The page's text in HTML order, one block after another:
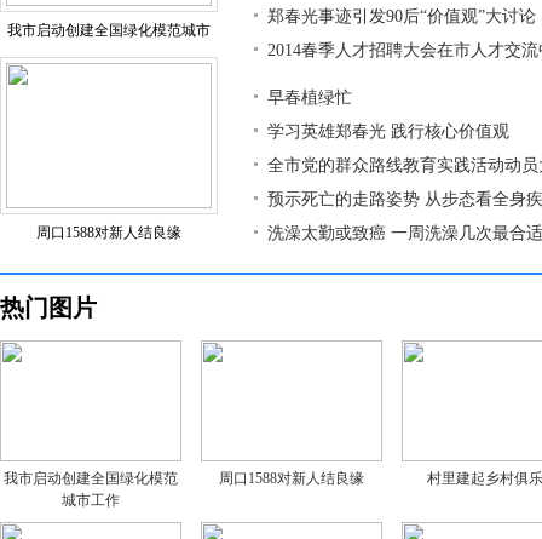
我市启动创建全国绿化模范城市
周口1588对新人结良缘
郑春光事迹引发90后“价值观”大讨论
2014春季人才招聘大会在市人才交
早春植绿忙
学习英雄郑春光 践行核心价值观
全市党的群众路线教育实践活动动
预示死亡的走路姿势 从步态看全身
洗澡太勤或致癌 一周洗澡几次最合适
热门图片
我市启动创建全国绿化模范
城市工作
周口1588对新人结良缘 村里建起乡村俱